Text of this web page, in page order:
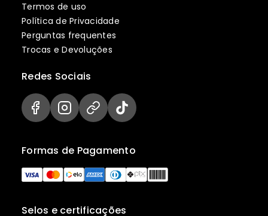
Termos de uso
Política de Privacidade
Perguntas frequentes
Trocas e Devoluções
Selos e certificações
Formas de Pagamento
Redes Sociais